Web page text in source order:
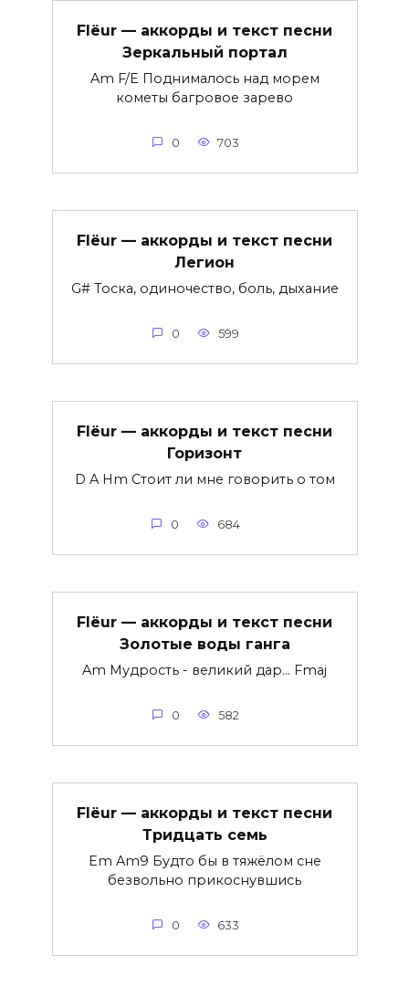
Flëur — аккорды и текст песни
Зеркальный портал
Am F/E Поднималось над морем
кометы багровое зарево
0 703
Flëur — аккорды и текст песни
Легион
G# Тоска, одиночество, боль, дыхание
0 599
Flëur — аккорды и текст песни
Горизонт
D A Hm Стоит ли мне говорить о том
0 684
Flëur — аккорды и текст песни
Золотые воды ганга
Am Мудрость - великий дар... Fmaj
0 582
Flëur — аккорды и текст песни
Тридцать семь
Em Am9 Будто бы в тяжёлом сне
безвольно прикоснувшись
0 633